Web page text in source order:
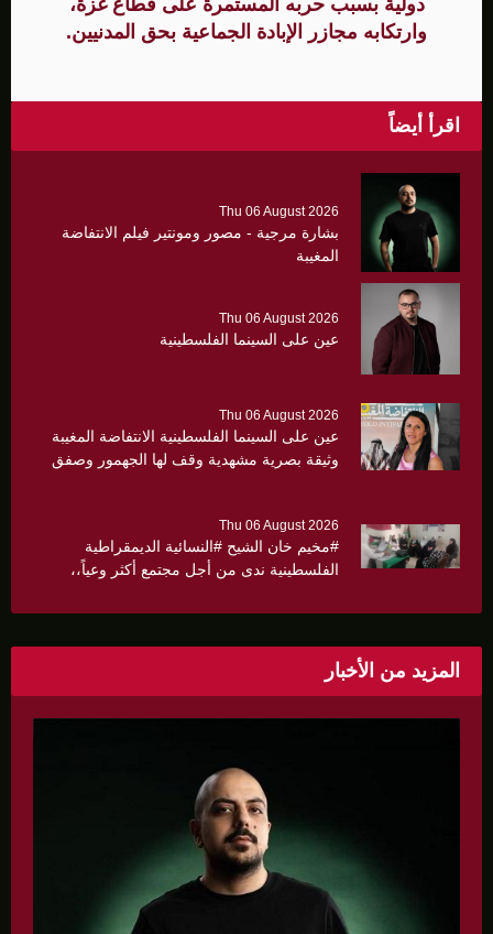
وارتكابه مجازر الإبادة الجماعية بحق المدنيين.
اقرأ أيضاً
Thu 06 August 2026
بشارة مرجية - مصور ومونتير فيلم الانتفاضة
المغيبة
Thu 06 August 2026
عين على السينما الفلسطينية
Thu 06 August 2026
عين على السينما الفلسطينية الانتفاضة المغيبة
وثيقة بصرية مشهدية وقف لها الجهمور وصفق
Thu 06 August 2026
#مخيم خان الشيح #النسائية الديمقراطية
الفلسطينية ندى من أجل مجتمع أكثر وعياً،،
بروشورات توعوية على سيدات الحي.
المزيد من الأخبار